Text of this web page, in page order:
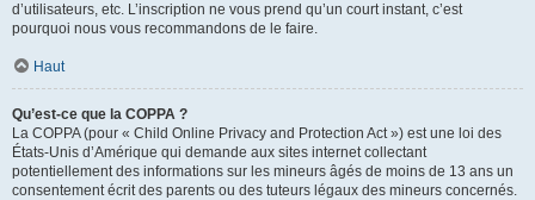
d’utilisateurs, etc. L’inscription ne vous prend qu’un court instant, c’est
pourquoi nous vous recommandons de le faire.
Haut
Qu’est-ce que la COPPA ?
La COPPA (pour « Child Online Privacy and Protection Act ») est une loi des
États-Unis d’Amérique qui demande aux sites internet collectant
potentiellement des informations sur les mineurs âgés de moins de 13 ans un
consentement écrit des parents ou des tuteurs légaux des mineurs concernés.